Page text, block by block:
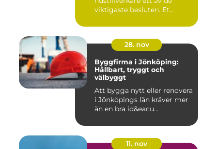
viktigaste besluten. Et...
28. nov
Byggfirma i Jönköping:
Hållbart, tryggt och
välbyggt
Att bygga nytt eller renovera
i Jönköpings län kräver mer
än en bra id&eacu...
11. nov